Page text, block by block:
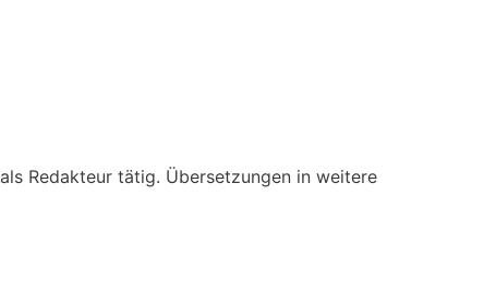
Redakteur tätig. Übersetzungen in weitere